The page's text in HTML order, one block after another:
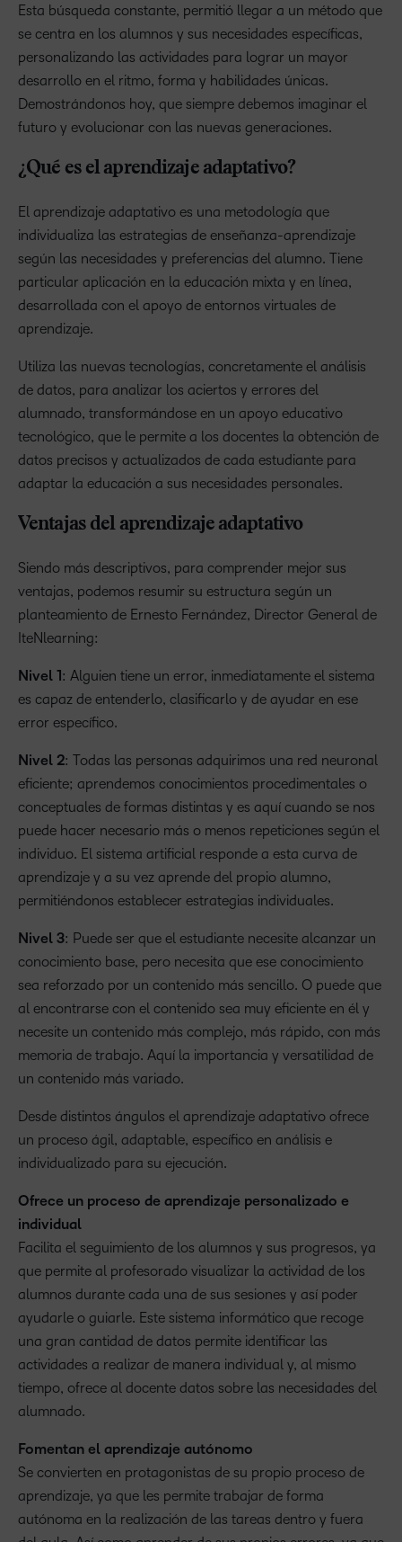
Esta búsqueda constante, permitió llegar a un método que
se centra en los alumnos y sus necesidades específicas,
personalizando las actividades para lograr un mayor
desarrollo en el ritmo, forma y habilidades únicas.
Demostrándonos hoy, que siempre debemos imaginar el
futuro y evolucionar con las nuevas generaciones.
¿Qué es el aprendizaje adaptativo?
El aprendizaje adaptativo es una metodología que
individualiza las estrategias de enseñanza-aprendizaje
según las necesidades y preferencias del alumno. Tiene
particular aplicación en la educación mixta y en línea,
desarrollada con el apoyo de entornos virtuales de
aprendizaje.
Utiliza las nuevas tecnologías, concretamente el análisis
de datos, para analizar los aciertos y errores del
alumnado, transformándose en un apoyo educativo
tecnológico, que le permite a los docentes la obtención de
datos precisos y actualizados de cada estudiante para
adaptar la educación a sus necesidades personales.
Ventajas del aprendizaje adaptativo
Siendo más descriptivos, para comprender mejor sus
ventajas, podemos resumir su estructura según un
planteamiento de Ernesto Fernández, Director General de
IteNlearning:
Nivel 1 : Alguien tiene un error, inmediatamente el sistema
es capaz de entenderlo, clasificarlo y de ayudar en ese
error específico.
Nivel 2: Todas las personas adquirimos una red neuronal
eficiente; aprendemos conocimientos procedimentales o
conceptuales de formas distintas y es aquí cuando se nos
puede hacer necesario más o menos repeticiones según el
individuo. El sistema artificial responde a esta curva de
aprendizaje y a su vez aprende del propio alumno,
permitiéndonos establecer estrategias individuales.
Nivel 3: Puede ser que el estudiante necesite alcanzar un
conocimiento base, pero necesita que ese conocimiento
sea reforzado por un contenido más sencillo. O puede que
al encontrarse con el contenido sea muy eficiente en él y
necesite un contenido más complejo, más rápido, con más
memoria de trabajo. Aquí la importancia y versatilidad de
un contenido más variado.
Desde distintos ángulos el aprendizaje adaptativo ofrece
un proceso ágil, adaptable, específico en análisis e
individualizado para su ejecución.
Ofrece un proceso de aprendizaje personalizado e
individual
Facilita el seguimiento de los alumnos y sus progresos, ya
que permite al profesorado visualizar la actividad de los
alumnos durante cada una de sus sesiones y así poder
ayudarle o guiarle. Este sistema informático que recoge
una gran cantidad de datos permite identificar las
actividades a realizar de manera individual y, al mismo
tiempo, ofrece al docente datos sobre las necesidades del
alumnado.
Fomentan el aprendizaje autónomo
Se convierten en protagonistas de su propio proceso de
aprendizaje, ya que les permite trabajar de forma
autónoma en la realización de las tareas dentro y fuera